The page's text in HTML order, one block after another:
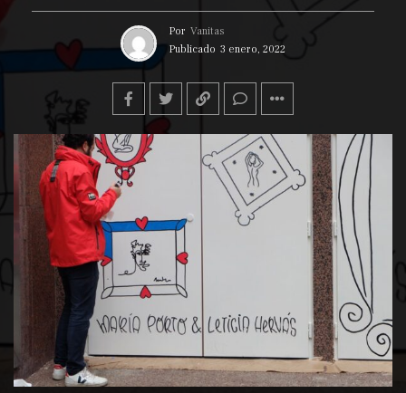
Por Vanitas
Publicado 3 enero, 2022